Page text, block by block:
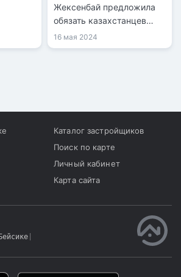
Жексенбай предложила
обязать казахстанцев
страховать
недвижимость.
16 мая 2024
Каталог застройщиков
Поиск по карте
Личный кабинет
Карта сайта